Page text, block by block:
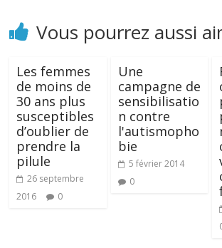
Vous pourrez aussi
Les femmes
de moins de
30 ans plus
susceptibles
d’oublier de
prendre la
pilule
26 septembre
2016
0
Une
campagne de
sensibilisatio
n contre
l'autismopho
bie
5 février 2014
0